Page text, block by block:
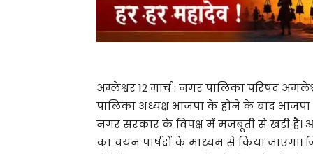
अम्लेश्वर 12 मार्च : नगर पालिका परिषद
पालिका अध्यक्ष भाजपा के होने के बाद भाजपा
नगर सरकार के विपक्ष में मजबूती से खड़ी है।
का चयन पार्षदों के माध्यम से किया जाएगा।